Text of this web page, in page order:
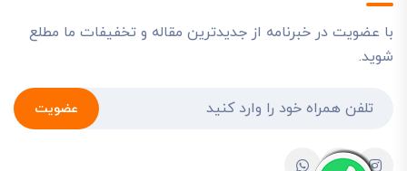
با عضویت در خبرنامه از جدیدترین مقاله و تخفیفات ما مطلع
شوید.
عضویت